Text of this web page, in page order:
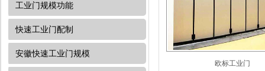
工业门规模功能
快速工业门配制
安徽快速工业门规模
欧标工业门